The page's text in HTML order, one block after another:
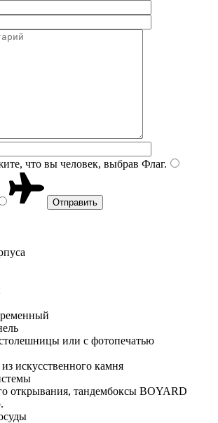
что вы человек, выбрав Флаг.
или с фотопечатью
искусственного камня
открывания, тандембоксы BOYARD